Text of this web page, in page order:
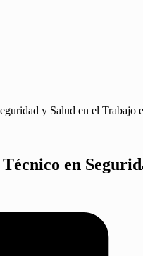
y Salud en el Trabajo
en